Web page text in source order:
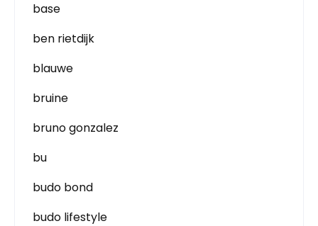
base
ben rietdijk
blauwe
bruine
bruno gonzalez
bu
budo bond
budo lifestyle